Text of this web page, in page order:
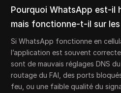
Pourquoi WhatsApp est-il
mais fonctionne-t-il sur
Si WhatsApp fonctionne en
l’application est souvent
sont de mauvais réglages DNS
routage du FAI, des ports
feu, ou une faible qualité du